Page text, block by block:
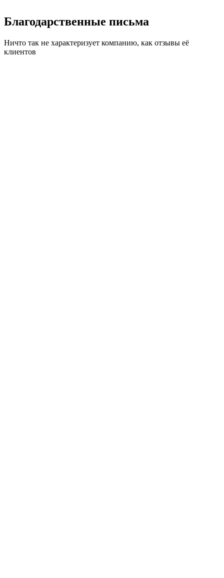
Благодарственные письма
Ничто так не характеризует компанию, как отзывы её
клиентов